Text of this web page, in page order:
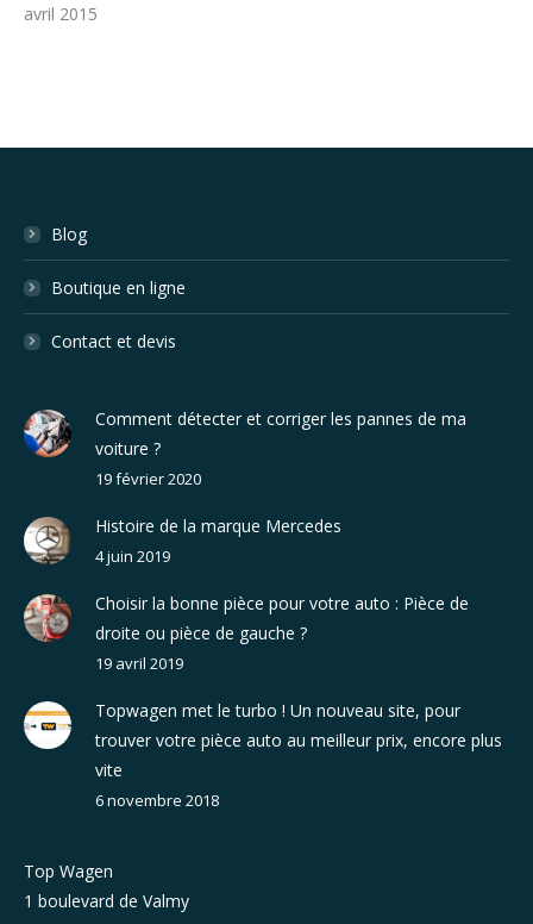
avril 2015
Blog
Boutique en ligne
Contact et devis
Comment détecter et corriger les pannes de ma
voiture ?
19 février 2020
Histoire de la marque Mercedes
4 juin 2019
Choisir la bonne pièce pour votre auto : Pièce de
droite ou pièce de gauche ?
19 avril 2019
Topwagen met le turbo ! Un nouveau site, pour
trouver votre pièce auto au meilleur prix, encore plus
vite
6 novembre 2018
Top Wagen
1 boulevard de Valmy